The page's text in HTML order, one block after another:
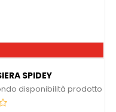
SPIDEY
disponibilità prodotto